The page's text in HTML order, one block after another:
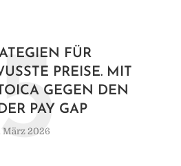
FÜR
PREISE. MIT
GEGEN DEN
PAY GAP
März 2026